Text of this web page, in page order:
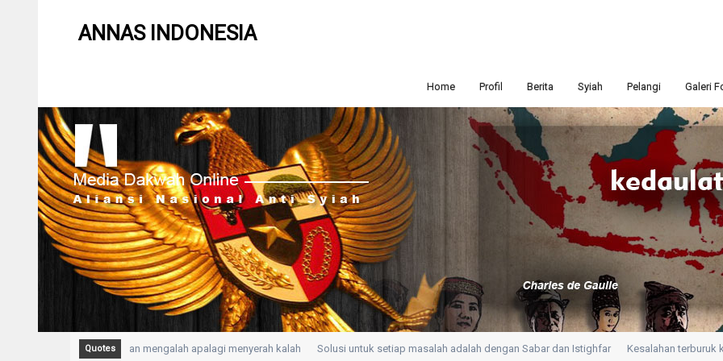
ANNAS INDONESIA
Home Profil Berita Syiah Pelangi Galeri
Quotes
Kepasrahan, bukan mengalah apalagi menyerah kalah Solusi untuk setiap masalah adalah dengan Sabar dan Istighfar Kesalahan terburuk kita